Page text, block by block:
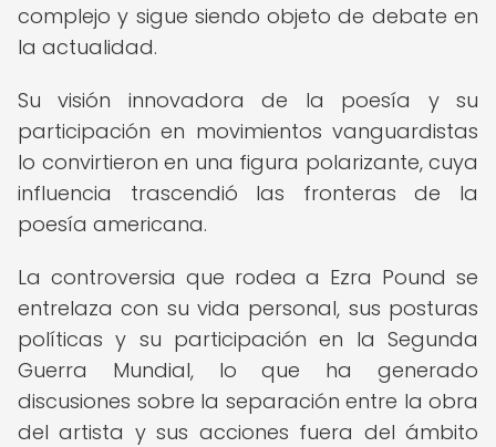
complejo y sigue siendo objeto de debate en
la actualidad.
Su visión innovadora de la poesía y su
participación en movimientos vanguardistas
lo convirtieron en una figura polarizante, cuya
influencia trascendió las fronteras de la
poesía americana.
La controversia que rodea a Ezra Pound se
entrelaza con su vida personal, sus posturas
políticas y su participación en la Segunda
Guerra Mundial, lo que ha generado
discusiones sobre la separación entre la obra
del artista y sus acciones fuera del ámbito